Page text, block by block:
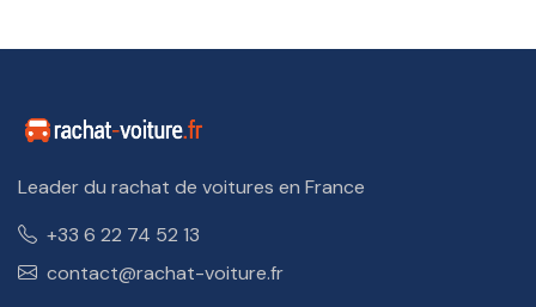
Leader du rachat de voitures en France
+33 6 22 74 52 13
contact@rachat-voiture.fr